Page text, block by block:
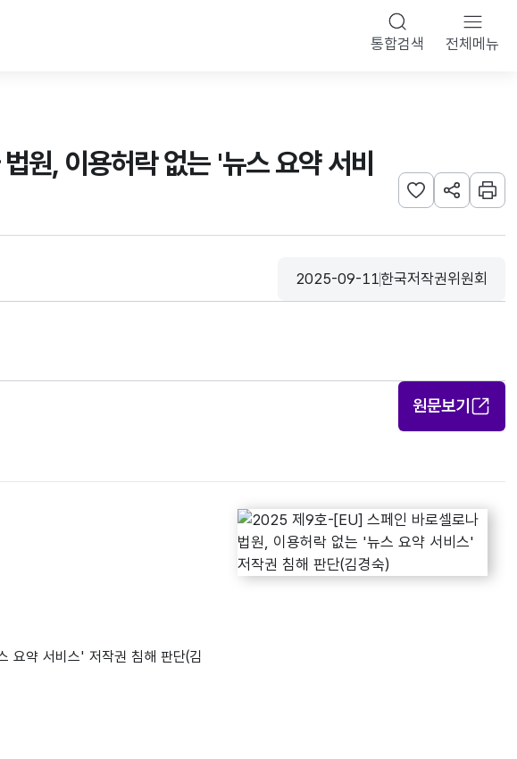
통합검색 전체메뉴
원, 이용허락 없는 '뉴스 요약 서비
관심사 등록하기
URL 공유하
인쇄
등록일
2025-09-11
수집기관
한국저작권위원회
원문보기
요약 서비스' 저작권 침해 판단(김